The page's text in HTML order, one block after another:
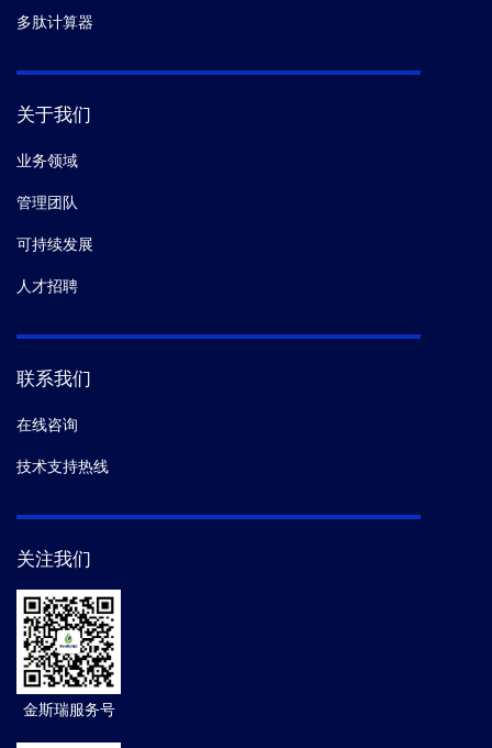
多肽计算器
关于我们
业务领域
管理团队
可持续发展
人才招聘
联系我们
在线咨询
技术支持热线
关注我们
金斯瑞服务号